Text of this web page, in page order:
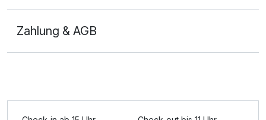
Für 7 Tage p.P. ab291,00 €
Zahlung & AGB